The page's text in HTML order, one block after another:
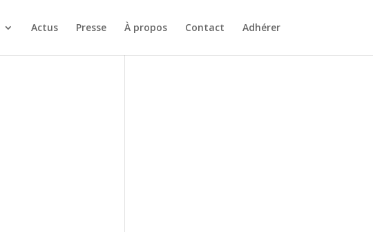
Actus Presse À propos Contact Adhérer